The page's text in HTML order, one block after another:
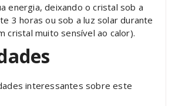
energia, deixando o cristal sob a
3 horas ou sob a luz solar durante
cristal muito sensível ao calor).
interessantes sobre este